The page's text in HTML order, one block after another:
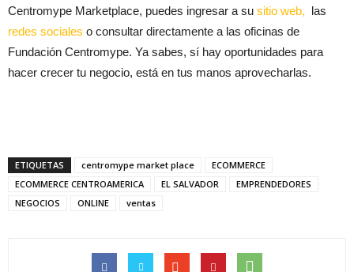
Centromype Marketplace, puedes ingresar a su sitio web, las
redes sociales o consultar directamente a las oficinas de
Fundación Centromype. Ya sabes, sí hay oportunidades para
hacer crecer tu negocio, está en tus manos aprovecharlas.
ETIQUETAS centromype market place
ECOMMERCE
ECOMMERCE CENTROAMERICA
EL SALVADOR
EMPRENDEDORES
NEGOCIOS
ONLINE ventas